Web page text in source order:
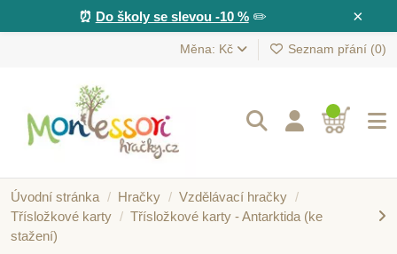
×
⏰ Do školy se slevou -10 %✏️
Měna: Kč Seznam přání (0)
Úvodní stránka Hračky
Vzdělávací hračky
Třísložkové karty
Třísložkové karty - Antarktida (ke
stažení)